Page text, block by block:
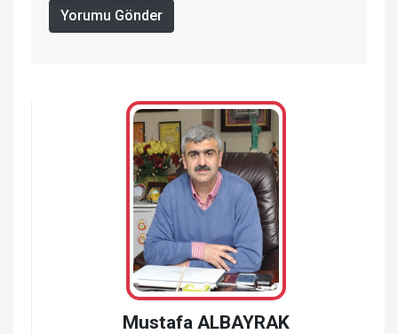
Yorumu Gönder
Mustafa ALBAYRAK